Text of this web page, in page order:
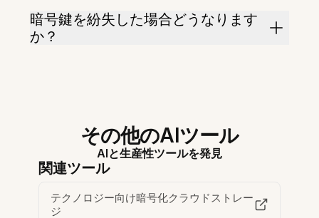
暗号鍵を紛失した場合どうなります
か？
その他のAIツール
AIと生産性ツールを発見
関連ツール
テクノロジー向け暗号化クラウドストレー
ジ